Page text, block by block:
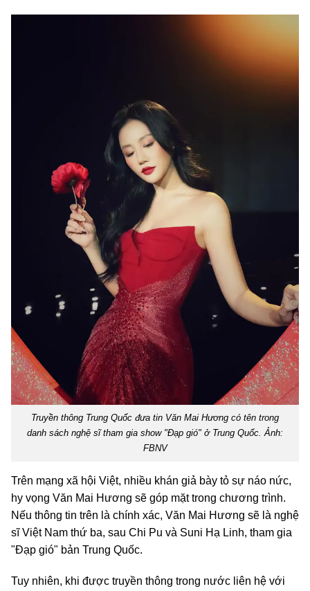
Truyền thông Trung Quốc đưa tin Văn Mai Hương có tên trong
danh sách nghệ sĩ tham gia show "Đạp gió" ở Trung Quốc. Ảnh:
FBNV
Trên mạng xã hội Việt, nhiều khán giả bày tỏ sự náo nức,
hy vọng Văn Mai Hương sẽ góp mặt trong chương trình.
Nếu thông tin trên là chính xác, Văn Mai Hương sẽ là nghệ
sĩ Việt Nam thứ ba, sau Chi Pu và Suni Hạ Linh, tham gia
"Đạp gió" bản Trung Quốc.
Tuy nhiên, khi được truyền thông trong nước liên hệ với